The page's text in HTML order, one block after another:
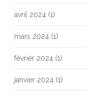
avril 2024 (1)
mars 2024 (1)
février 2024 (1)
janvier 2024 (1)